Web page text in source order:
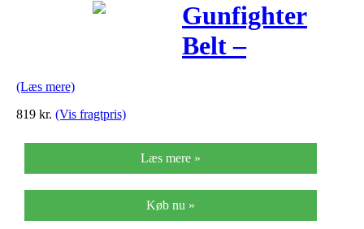
Gunfighter
Belt –
(Læs mere)
819 kr. (Vis fragtpris)
Læs mere »
Køb nu »